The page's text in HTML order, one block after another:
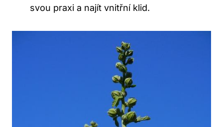
svou praxi a najít vnitřní klid.